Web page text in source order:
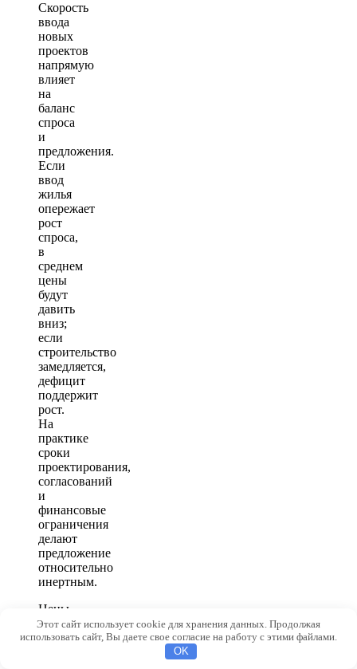
Скорость
ввода
новых
проектов
напрямую
влияет
на
баланс
спроса
и
предложения.
Если
ввод
жилья
опережает
рост
спроса,
в
среднем
цены
будут
давить
вниз;
если
строительство
замедляется,
дефицит
поддержит
рост.
На
практике
сроки
проектирования,
согласований
и
финансовые
ограничения
делают
предложение
относительно
инертным.
Цены
на
строительные
Этот сайт использует cookie для хранения данных. Продолжая
использовать сайт, Вы даете свое согласие на работу с этими файлами.
OK